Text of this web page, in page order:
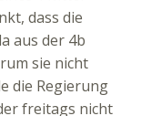
dass die
aus der 4b
sie nicht
die Regierung
freitags nicht